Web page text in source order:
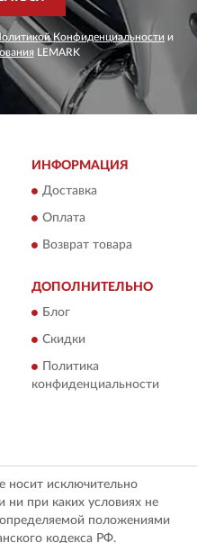
Конфиденциальности и
LEMARK
ИНФОРМАЦИЯ
Доставка
Оплата
Возврат товара
ДОПОЛНИТЕЛЬНО
Блог
Скидки
Политика
конфиденциальности
носит исключительно
при каких условиях не
положениями
кодекса РФ.